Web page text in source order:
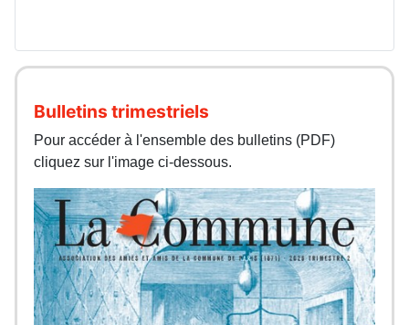
Bulletins trimestriels
Pour accéder à l'ensemble des bulletins (PDF)
cliquez sur l'image ci-dessous.